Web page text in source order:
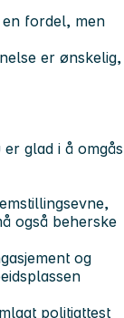
fordel, men
er ønskelig,
glad i å omgås
også beherske
og
politiattest